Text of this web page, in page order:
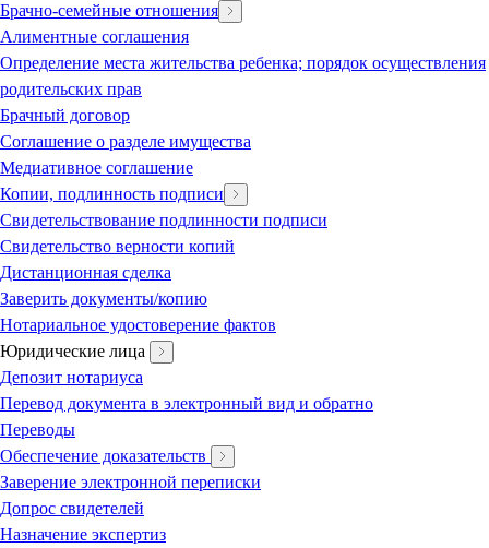
Брачно-семейные отношения
Алиментные соглашения
Определение места жительства ребенка; порядок осуществления
родительских прав
Брачный договор
Соглашение о разделе имущества
Медиативное соглашение
Копии, подлинность подписи
Свидетельствование подлинности подписи
Свидетельство верности копий
Дистанционная сделка
Заверить документы/копию
Нотариальное удостоверение фактов
Юридические лица
Депозит нотариуса
Перевод документа в электронный вид и обратно
Переводы
Обеспечение доказательств
Заверение электронной переписки
Допрос свидетелей
Назначение экспертиз